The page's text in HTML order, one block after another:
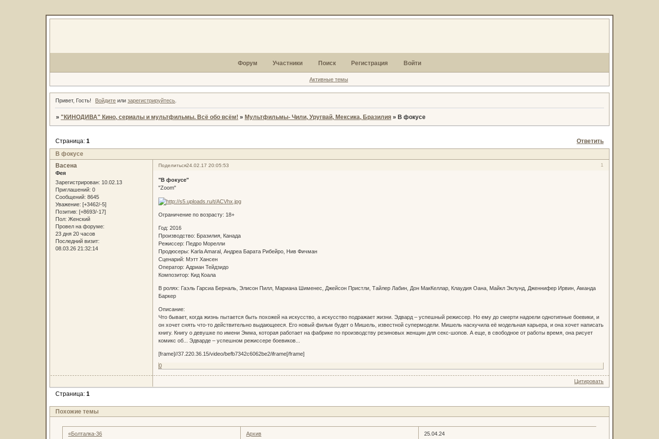
Форум Участники Поиск Регистрация Войти
Активные темы
Привет, Гость! Войдите илизарегистрируйтесь
» "КИНОДИВА" Кино, сериалы и мультфильмы. Всё обо всём! » Мультфильмы- Чили, Уругвай, Мексика, Бразилия » В фокусе
В фокусе
Страница: 1 Ответить
Поделиться 1
24.02.17 20:05:53
Васена
Фея
Зарегистрирован: 10.02.13
Приглашений: 0
Сообщений: 8645
Уважение: [+3462/-5]
Позитив: [+8693/-17]
Пол: Женский
Провел на форуме:
23 дня 20 часов
Последний визит:
08.03.26 21:32:14
"В фокусе"
"Zoom"
Ограничение по возрасту: 18+
Год: 2016
Производство: Бразилия, Канада
Режиссер: Педро Морелли
Продюсеры: Karla Amaral, Андреа Барата Рибейро, Нив Фичман
Сценарий: Мэтт Хансен
Оператор: Адриан Тейдзидо
Композитор: Кид Коала
В ролях: Гаэль Гарсиа Берналь, Элисон Пилл, Мариана Шименес, Джейсон Пристли, Тайлер Лабин, Дон МакКеллар, Клаудия Оана, Майкл Эклунд, Дженнифер Ирвин, Аманда
Баркер
Описание:
Что бывает, когда жизнь пытается быть похожей на искусство, а искусство подражает жизни. Эдвард – успешный режиссер. Но ему до смерти надоели однотипные боевики, и
он хочет снять что-то действительно выдающееся. Его новый фильм будет о Мишель, известной супермодели. Мишель наскучила её модельная карьера, и она хочет написать
книгу. Книгу о девушке по имени Эмма, которая работает на фабрике по производству резиновых женщин для секс-шопов. А еще, в свободное от работы время, она рисует
комикс об... Эдварде – успешном режиссере боевиков...
[frame]//37.220.36.15/video/befb7342c6062be2/iframe[/frame]
0
Цитировать
Страница: 1
Похожие темы
«Болталка-36 Архив 25.04.24